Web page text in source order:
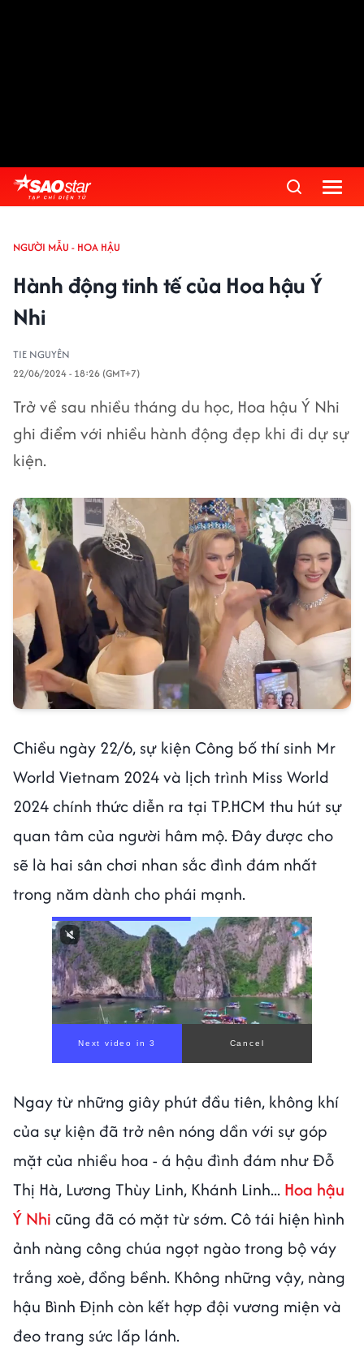
NGƯỜI MẪU - HOA HẬU
Hành động tinh tế của Hoa hậu Ý
Nhi
TIE NGUYÊN
22/06/2024 - 18:26 (GMT+7)
Trở về sau nhiều tháng du học, Hoa hậu Ý Nhi
ghi điểm với nhiều hành động đẹp khi đi dự sự
kiện.
Chiều ngày 22/6, sự kiện Công bố thí sinh Mr
World Vietnam 2024 và lịch trình Miss World
2024 chính thức diễn ra tại TP.HCM thu hút sự
quan tâm của người hâm mộ. Đây được cho
sẽ là hai sân chơi nhan sắc đình đám nhất
trong năm dành cho phái mạnh.
Next video in 1 Cancel
Ngay từ những giây phút đầu tiên, không khí
của sự kiện đã trở nên nóng dần với sự góp
mặt của nhiều hoa - á hậu đình đám như Đỗ
Thị Hà, Lương Thùy Linh, Khánh Linh... Hoa hậu
Ý Nhi cũng đã có mặt từ sớm. Cô tái hiện hình
ảnh nàng công chúa ngọt ngào trong bộ váy
trắng xoè, đồng bềnh. Không những vậy, nàng
hậu Bình Định còn kết hợp đội vương miện và
đeo trang sức lấp lánh.